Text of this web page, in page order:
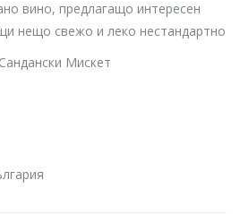
вино, предлагащо интересен
нещо свежо и леко нестандартно
Мискет